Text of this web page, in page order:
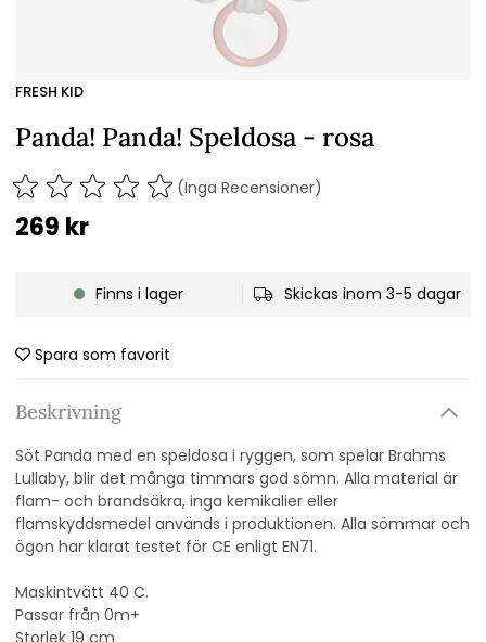
FRESH KID
Panda! Panda! Speldosa - rosa
(Inga Recensioner)
269 kr
Finns i lager Skickas inom 3-5 dagar
Spara som favorit
Beskrivning
Söt Panda med en speldosa i ryggen, som spelar Brahms
Lullaby, blir det många timmars god sömn. Alla material är
flam- och brandsäkra, inga kemikalier eller
flamskyddsmedel används i produktionen. Alla sömmar och
ögon har klarat testet för CE enligt EN71.
Maskintvätt 40 C.
Passar från 0m+